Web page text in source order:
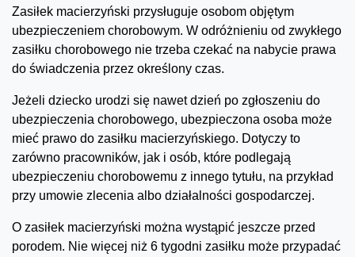
Zasiłek macierzyński przysługuje osobom objętym
ubezpieczeniem chorobowym. W odróżnieniu od zwykłego
zasiłku chorobowego nie trzeba czekać na nabycie prawa
do świadczenia przez określony czas.
Jeżeli dziecko urodzi się nawet dzień po zgłoszeniu do
ubezpieczenia chorobowego, ubezpieczona osoba może
mieć prawo do zasiłku macierzyńskiego. Dotyczy to
zarówno pracowników, jak i osób, które podlegają
ubezpieczeniu chorobowemu z innego tytułu, na przykład
przy umowie zlecenia albo działalności gospodarczej.
O zasiłek macierzyński można wystąpić jeszcze przed
porodem. Nie więcej niż 6 tygodni zasiłku może przypadać